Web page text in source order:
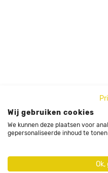
Wij gebruiken cookies
We kunnen deze plaatsen voor
gepersonaliseerde inhoud te
Ok,